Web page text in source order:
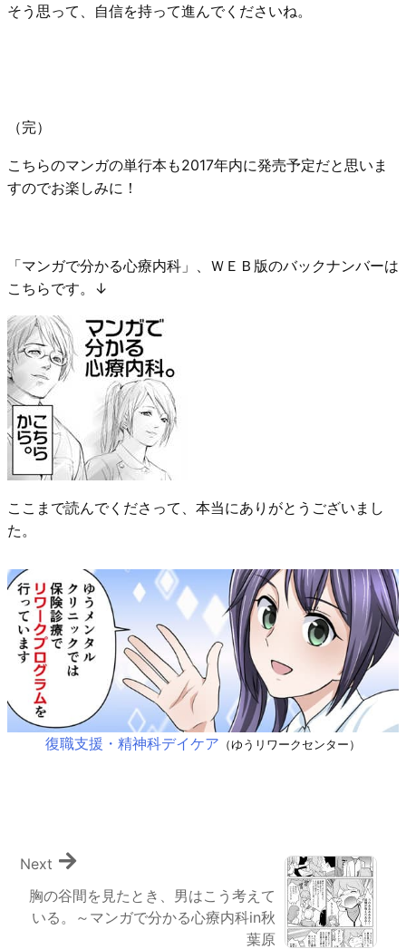
そう思って、自信を持って進んでくださいね。
（完）
こちらのマンガの単行本も2017年内に発売予定だと思いま
すのでお楽しみに！
「マンガで分かる心療内科」、ＷＥＢ版のバックナンバーは
こちらです。↓
ここまで読んでくださって、本当にありがとうございまし
た。
復職支援・精神科デイケア （ゆうリワークセンター）
胸の谷間を見たとき、男はこう考えて
いる。～マンガで分かる心療内科in秋
葉原
Next